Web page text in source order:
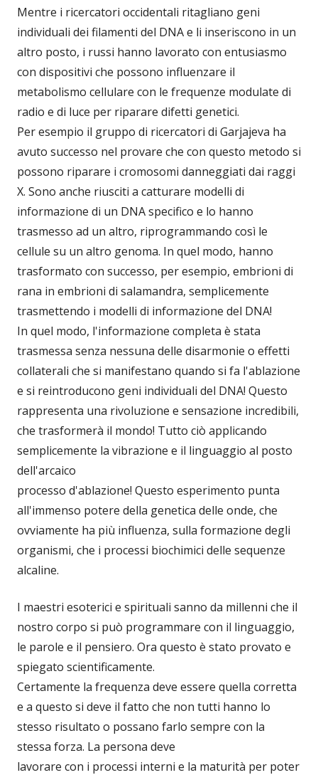
Mentre i ricercatori occidentali ritagliano geni
individuali dei filamenti del DNA e li inseriscono in un
altro posto, i russi hanno lavorato con entusiasmo
con dispositivi che possono influenzare il
metabolismo cellulare con le frequenze modulate di
radio e di luce per riparare difetti genetici.
Per esempio il gruppo di ricercatori di Garjajeva ha
avuto successo nel provare che con questo metodo si
possono riparare i cromosomi danneggiati dai raggi
X. Sono anche riusciti a catturare modelli di
informazione di un DNA specifico e lo hanno
trasmesso ad un altro, riprogrammando così le
cellule su un altro genoma. In quel modo, hanno
trasformato con successo, per esempio, embrioni di
rana in embrioni di salamandra, semplicemente
trasmettendo i modelli di informazione del DNA!
In quel modo, l'informazione completa è stata
trasmessa senza nessuna delle disarmonie o effetti
collaterali che si manifestano quando si fa l'ablazione
e si reintroducono geni individuali del DNA! Questo
rappresenta una rivoluzione e sensazione incredibili,
che trasformerà il mondo! Tutto ciò applicando
semplicemente la vibrazione e il linguaggio al posto
dell'arcaico
processo d'ablazione! Questo esperimento punta
all'immenso potere della genetica delle onde, che
ovviamente ha più influenza, sulla formazione degli
organismi, che i processi biochimici delle sequenze
alcaline.
I maestri esoterici e spirituali sanno da millenni che il
nostro corpo si può programmare con il linguaggio,
le parole e il pensiero. Ora questo è stato provato e
spiegato scientificamente.
Certamente la frequenza deve essere quella corretta
e a questo si deve il fatto che non tutti hanno lo
stesso risultato o possano farlo sempre con la
stessa forza. La persona deve
lavorare con i processi interni e la maturità per poter